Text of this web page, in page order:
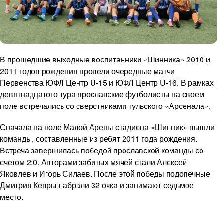
В прошедшие выходные воспитанники «Шинника» 2010 и
2011 годов рождения провели очередные матчи
Первенства ЮФЛ Центр U-15 и ЮФЛ Центр U-16. В рамках
девятнадцатого тура ярославские футболисты на своем
поле встречались со сверстниками тульского «Арсенала».
Сначала на поле Малой Арены стадиона «Шинник» вышли
команды, составленные из ребят 2011 года рождения.
Встреча завершилась победой ярославской команды со
счетом 2:0. Авторами забитых мячей стали Алексей
Яковлев и Игорь Силаев. После этой победы подопечные
Дмитрия Кевры набрали 32 очка и занимают седьмое
место.